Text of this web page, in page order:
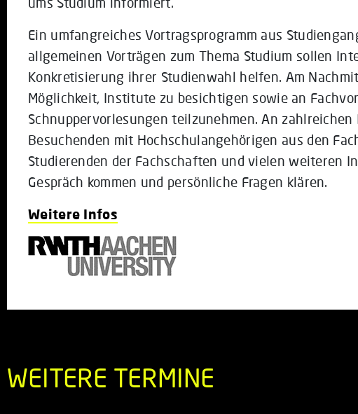
Ein umfangreiches Vortragsprogramm aus
allgemeinen Vorträgen zum Thema Studium sollen
Konkretisierung ihrer Studienwahl helfen. Am
Möglichkeit, Institute zu besichtigen sowie an
Schnuppervorlesungen teilzunehmen. An
Besuchenden mit Hochschulangehörigen aus den
Studierenden der Fachschaften und vielen weiteren
Gespräch kommen und persönliche Fragen klären.
Weitere Infos
WEITERE TERMINE